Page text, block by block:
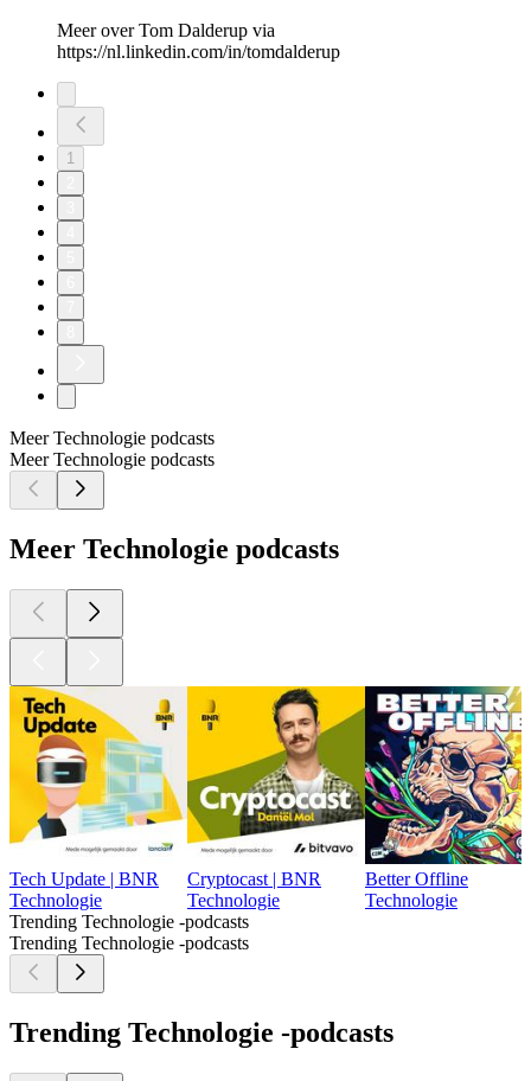
Meer over Tom Dalderup via
https://nl.linkedin.com/in/tomdalderup
1
Meer Technologie podcasts
Meer Technologie podcasts
Meer Technologie podcasts
Tech Update | BNR
Technologie
Cryptocast | BNR
Technologie
Better Offline
Technologie
Trending Technologie -podcasts
Trending Technologie -podcasts
Trending Technologie -podcasts